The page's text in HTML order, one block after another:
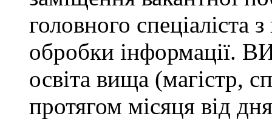
головного спеціаліста
обробки
освіта вища (магістр,
протягом місяця від